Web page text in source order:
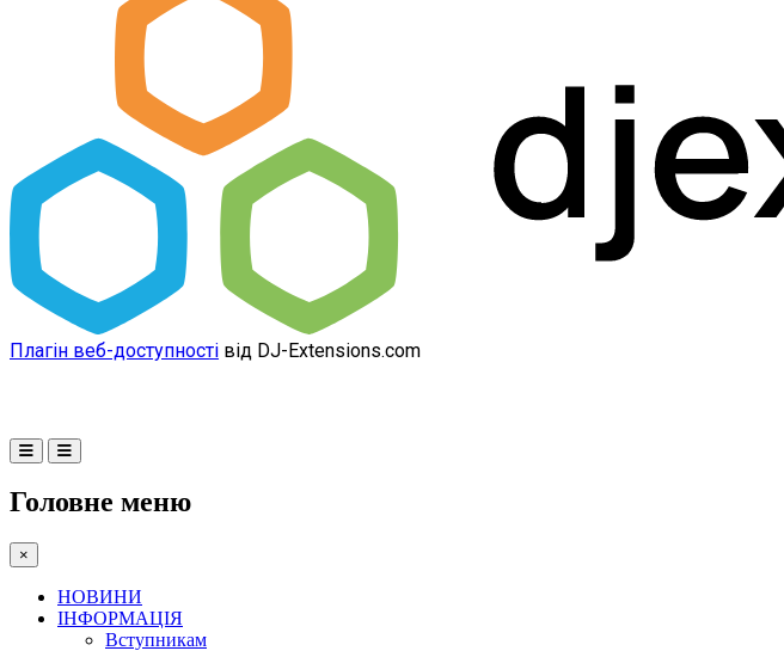
Плагін веб-доступності від DJ-Extensions.com
Головне меню
×
НОВИНИ
ІНФОРМАЦІЯ
Вступникам